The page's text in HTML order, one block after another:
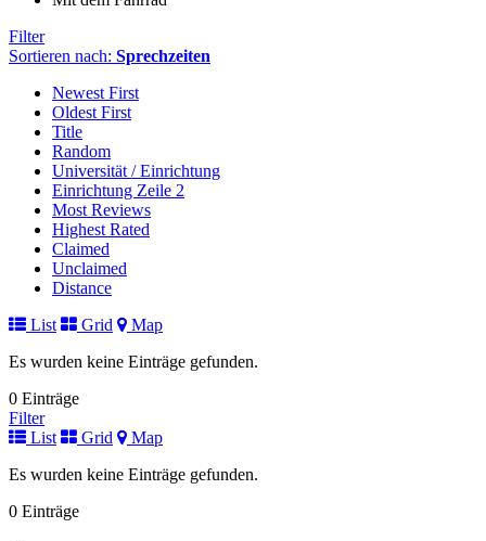
Filter
Sortieren nach: Sprechzeiten
Newest First
Oldest First
Title
Random
Universität / Einrichtung
Einrichtung Zeile 2
Most Reviews
Highest Rated
Claimed
Unclaimed
Distance
List
Grid
Map
Es wurden keine Einträge gefunden.
0 Einträge
Filter
List
Grid
Map
Es wurden keine Einträge gefunden.
0 Einträge